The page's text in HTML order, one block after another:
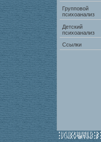
Групповой
психоанализ
Детский
психоанализ
Ссылки